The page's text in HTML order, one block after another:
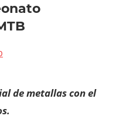
de metallas con el